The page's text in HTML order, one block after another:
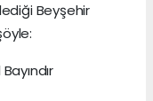
Beyşehir